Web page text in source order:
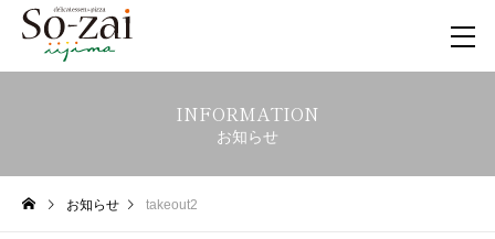
INFORMATION
お知らせ
お知らせ takeout2